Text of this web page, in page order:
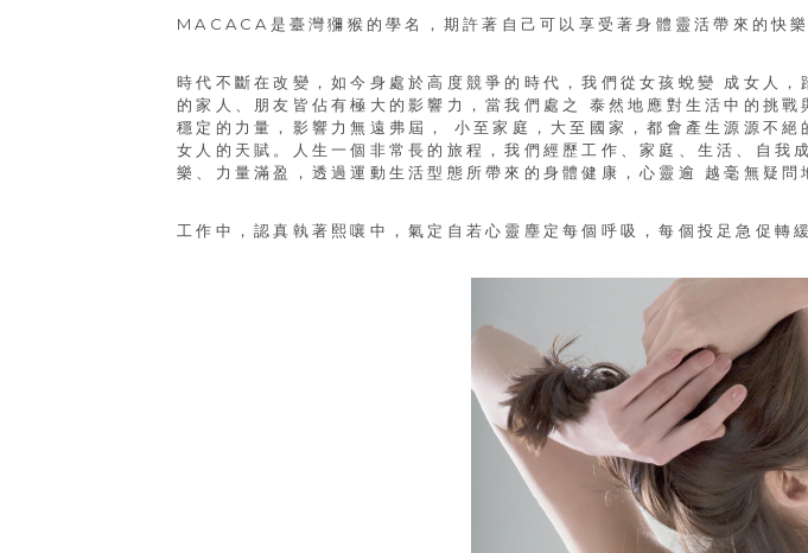
MACACA是臺灣獼猴的學名，期許著自己可以享受著身體靈活帶來的快樂
時代不斷在改變，如今身處於高度競爭的時代，我們從女孩蛻變 成女人
的家人、朋友皆佔有極大的影響力，當我們處之 泰然地應對生活中的挑
穩定的力量，影響力無遠弗屆， 小至家庭，大至國家，都會產生源源不
女人的天賦。人生一個非常長的旅程，我們經歷工作、家庭、生活、自
樂、力量滿盈，透過運動生活型態所帶來的身體健康，心靈逾 越毫無疑
工作中，認真執著熙嚷中，氣定自若心靈塵定每個呼吸，每個投足急促轉